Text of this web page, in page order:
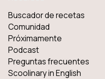
Buscador de recetas
Comunidad
Próximamente
Podcast
Preguntas frecuentes
Scoolinary in English